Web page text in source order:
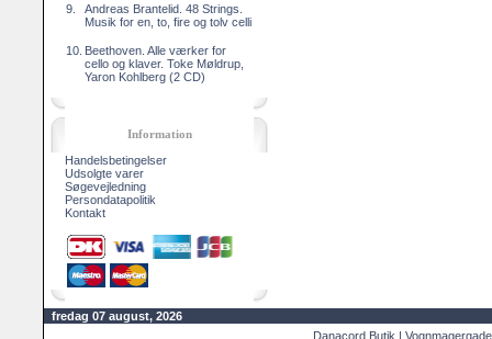
9.
Andreas Brantelid. 48 Strings.
Musik for en, to, fire og tolv celli
10. Beethoven. Alle værker for
cello og klaver. Toke Møldrup,
Yaron Kohlberg (2 CD)
Information
Handelsbetingelser
Udsolgte varer
Søgevejledning
Persondatapolitik
Kontakt
fredag 07 august, 2026
Danacord Butik |